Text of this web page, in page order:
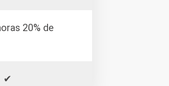
20% de
✔